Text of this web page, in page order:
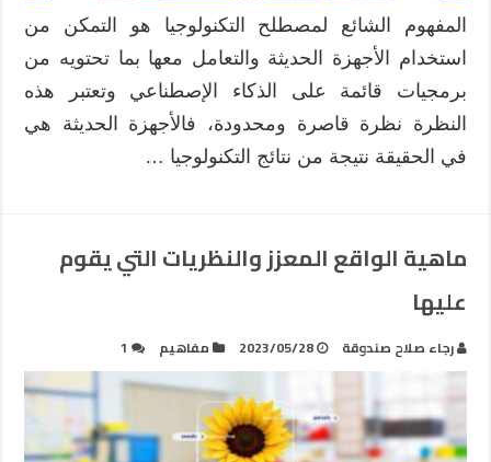
المفهوم الشائع لمصطلح التكنولوجيا هو التمكن من
استخدام الأجهزة الحديثة والتعامل معها بما تحتويه من
برمجيات قائمة على الذكاء الإصطناعي وتعتبر هذه
النظرة نظرة قاصرة ومحدودة، فالأجهزة الحديثة هي
في الحقيقة نتيجة من نتائج التكنولوجيا …
ماهية الواقع المعزز والنظريات التي يقوم
عليها
رجاء صلاح صندوقة 2023/05/28 مفاهيم 1